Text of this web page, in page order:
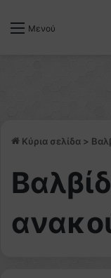
Μενού
Κύρια σελίδα >